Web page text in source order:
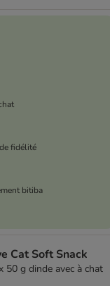
fidélité
bitiba
Cat Soft Snack
50 g dinde avec à chat